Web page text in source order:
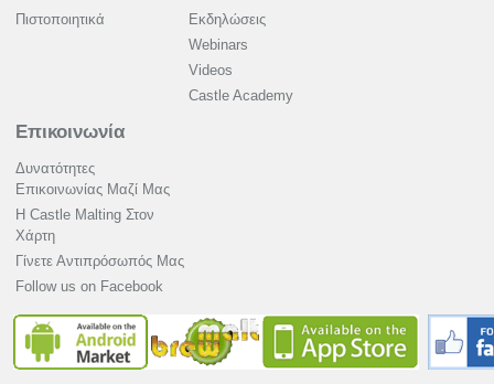
Πιστοποιητικά
Εκδηλώσεις
Webinars
Videos
Castle Academy
Επικοινωνία
Δυνατότητες
Επικοινωνίας Μαζί Μας
Η Castle Malting Στον
Χάρτη
Γίνετε Αντιπρόσωπός Μας
Follow us on Facebook